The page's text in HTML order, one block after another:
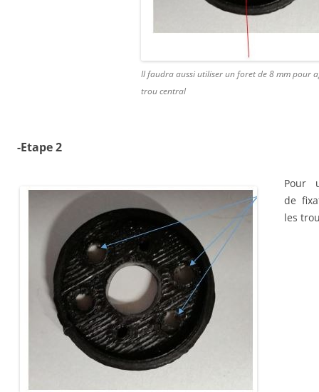
Il faudra aussi utiliser un foret de 8 mm pour
trou central
-Etape 2
Pour
de
les